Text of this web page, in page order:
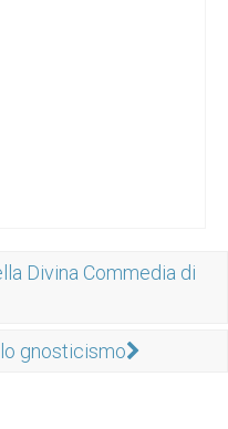
Divina Commedia di
gnosticismo